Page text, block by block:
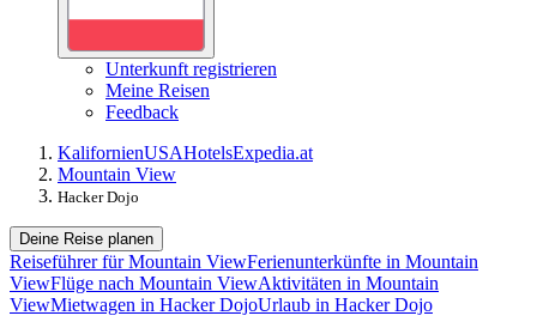
Unterkunft registrieren
Meine Reisen
Feedback
KalifornienUSAHotelsExpedia.at
Mountain View
Hacker Dojo
Deine Reise planen
Reiseführer für Mountain ViewFerienunterkünfte in Mountain
ViewFlüge nach Mountain ViewAktivitäten in Mountain
ViewMietwagen in Hacker DojoUrlaub in Hacker Dojo